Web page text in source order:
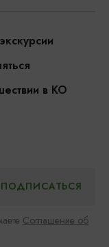
в КО
Соглашение об